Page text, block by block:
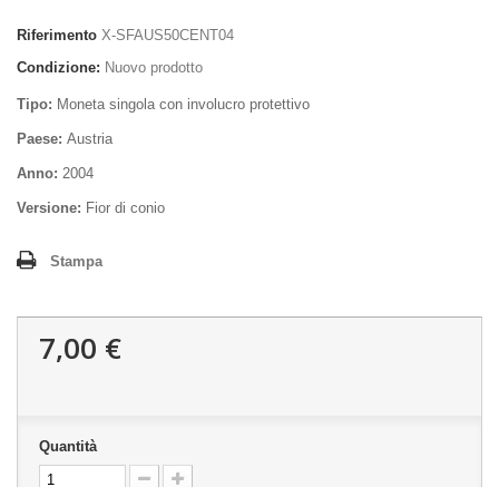
Riferimento X-SFAUS50CENT04
Condizione: Nuovo prodotto
Tipo: Moneta singola con involucro protettivo
Paese: Austria
Anno: 2004
Versione: Fior di conio
Stampa
7,00 €
Quantità